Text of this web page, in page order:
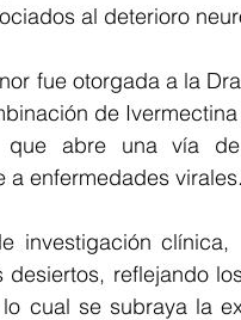
al deterioro
fue otorgada a la
de
abre una vía de
a enfermedades
investigación
desiertos, reflejando
cual se subraya la